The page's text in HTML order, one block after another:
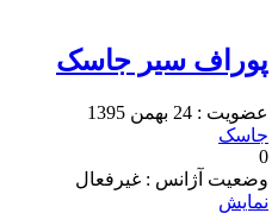
پوراف سیر جاسک
عضویت : 24 بهمن 1395
جاسک
0
وضعیت آژانس : غیرفعال
نمایش